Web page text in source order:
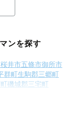
ンを探す
桜井市五條市御所市
群町生駒郡三郷町
磯城郡三宅町